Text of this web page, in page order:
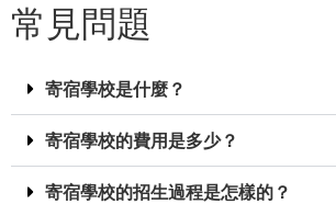
常見問題
寄宿學校是什麼？
寄宿學校的費用是多少？
寄宿學校的招生過程是怎樣的？